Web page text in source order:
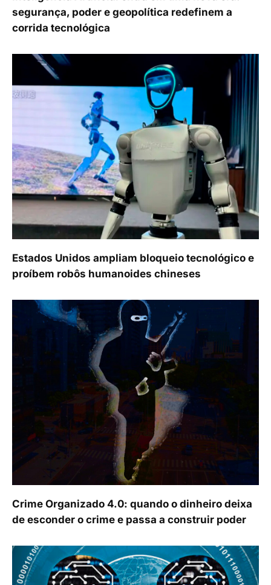
segurança, poder e geopolítica redefinem a
corrida tecnológica
Estados Unidos ampliam bloqueio tecnológico e
proíbem robôs humanoides chineses
Crime Organizado 4.0: quando o dinheiro deixa
de esconder o crime e passa a construir poder